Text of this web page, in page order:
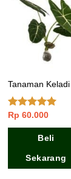
Tanaman
Dinilai5.00
Rp 60.000
Beli
Sekarang